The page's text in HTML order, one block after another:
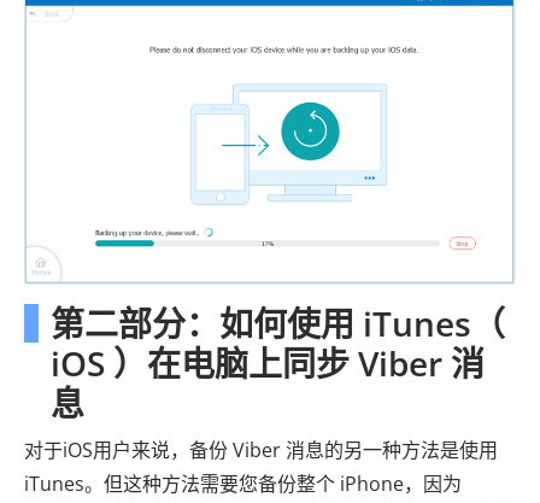
第二部分：如何使用 iTunes（
iOS ）在电脑上同步 Viber 消
息
对于iOS用户来说，备份 Viber 消息的另一种方法是使用
iTunes。但这种方法需要您备份整个 iPhone，因为